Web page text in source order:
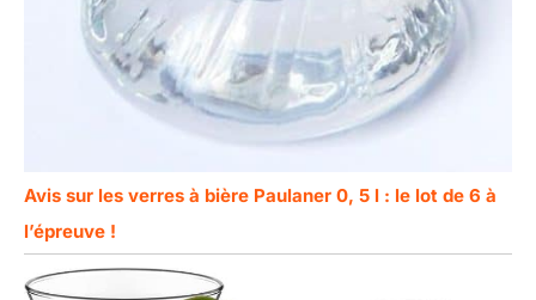
Avis sur les verres à bière Paulaner 0, 5 l : le lot de 6 à
l’épreuve !